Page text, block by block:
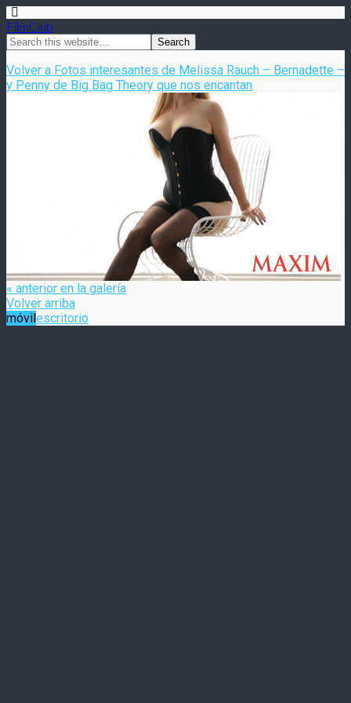
FilmClub
Volver a Fotos interesantes de Melissa Rauch – Bernadette –
y Penny de Big Bag Theory que nos encantan
« anterior en la galería
Volver arriba
móvilescritorio